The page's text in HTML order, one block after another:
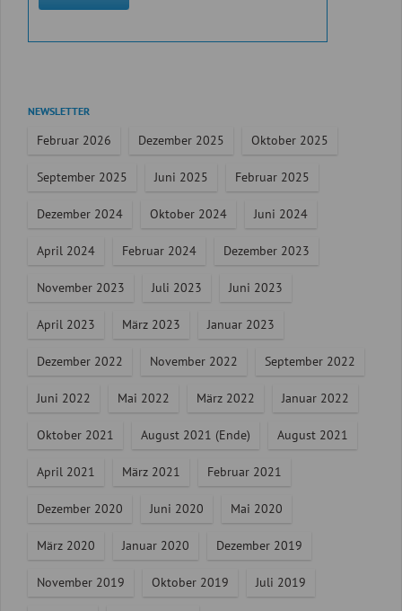
Navigation
NEWSLETTER
Februar 2026 Dezember 2025 Oktober 2025
September 2025 Juni 2025 Februar 2025
Dezember 2024 Oktober 2024 Juni 2024
April 2024 Februar 2024 Dezember 2023
November 2023 Juli 2023 Juni 2023
April 2023 März 2023 Januar 2023
Dezember 2022 November 2022 September 2022
Juni 2022 Mai 2022 März 2022 Januar 2022
Oktober 2021 August 2021 (Ende) August 2021
April 2021 März 2021 Februar 2021
Dezember 2020 Juni 2020 Mai 2020
März 2020 Januar 2020 Dezember 2019
November 2019 Oktober 2019 Juli 2019